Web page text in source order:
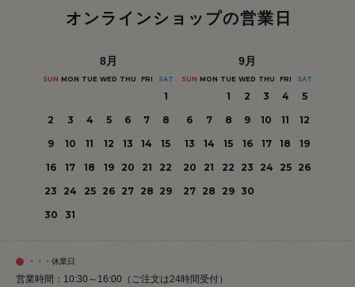
オンラインショップの営業日
8月
SUN MON TUE WED THU FRI SAT
1
2
3 4 5 6 7
8
9
10 11 12 13 14
15
16
17 18 19 20 21
22
23
24 25 26 27 28 29
30
31
9月
SUN MON TUE WED THU FRI SAT
1 2 3 4
5
6
7 8 9 10 11
12
13
14 15 16 17 18
19
20
21 22 23 24 25
26
27 28 29 30
・・・休業日
営業時間：10:30～16:00（ご注文は24時間受付）